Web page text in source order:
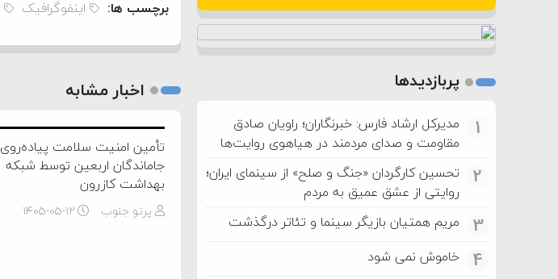
برچسب ها: اینفوگرافیک
اخبار مشابه
تأمین امنیت سلامت پیاده‌روی
جاماندگان اربعین توسط شبکه
بهداشت کازرون
پرتو جنوب ۱۴۰۵-۰۵-۱۲
پربازدیدها
1
مدیرکل ارشاد فارس: خبرنگاران؛ راویان صادق
مقاومت و صدای مردمند در هیاهوی روایت‌ها
2
تحسین کارگردان «جنگ و صلح» از سینمای ایران؛
روایتی از عشق عمیق به مردم
3 مریم همتیان بازیگر سینما و تئاتر درگذشت
4 خاموش نمی شود